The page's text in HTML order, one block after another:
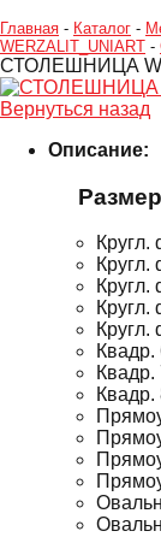
Главная - Каталог -
WERZALIT_UNIART -
СТОЛЕШНИЦА
Вернуться назад
Описание:
Кругл.
Кругл.
Кругл.
Кругл.
Кругл.
Квадр.
Квадр.
Квадр.